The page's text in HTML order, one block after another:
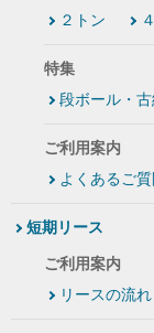
２トン
特集
段ボール・
ご利用案内
よくあるご質
短期リース
ご利用案内
リースの流れ